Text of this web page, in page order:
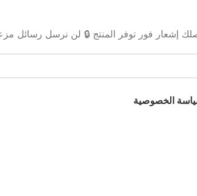
إشعار فور توفر المنتج 🔒 لن نرسل رسائل
الخصوصية